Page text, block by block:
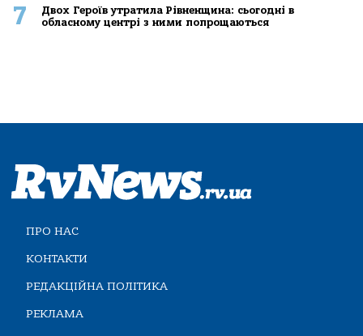
7
Двох Героїв утратила Рівненщина: сьогодні в
обласному центрі з ними попрощаються
ПРО НАС
КОНТАКТИ
РЕДАКЦІЙНА ПОЛІТИКА
РЕКЛАМА